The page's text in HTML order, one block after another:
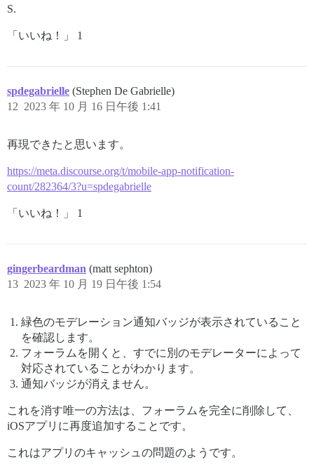
S.
「いいね！」 1
spdegabrielle (Stephen De Gabrielle)
2023 年 10 月 16 日午後 1:41
12
再現できたと思います。
https://meta.discourse.org/t/mobile-app-notification-
count/282364/3?u=spdegabrielle
「いいね！」 1
gingerbeardman (matt sephton)
2023 年 10 月 19 日午後 1:54
13
緑色のモデレーション通知バッジが表示されていること
を確認します。
フォーラムを開くと、すでに別のモデレーターによって
対応されていることがわかります。
通知バッジが消えません。
これを消す唯一の方法は、フォーラムを完全に削除して、
iOSアプリに再度追加することです。
これはアプリのキャッシュの問題のようです。